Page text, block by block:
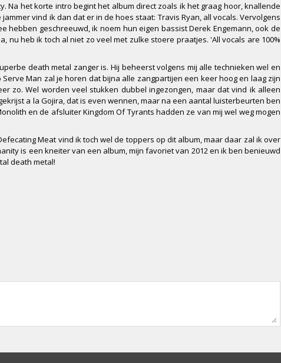
Na het korte intro begint het album direct zoals ik het graag hoor, knallende
vind ik dan dat er in de hoes staat: Travis Ryan, all vocals. Vervolgens
geschreeuwd, ik noem hun eigen bassist Derek Engemann, ook de
nu heb ik toch al niet zo veel met zulke stoere praatjes. 'All vocals are 100%
death metal zanger is. Hij beheerst volgens mij alle technieken wel en
Man zal je horen dat bijna alle zangpartijen een keer hoog en laag zijn
zo. Wel worden veel stukken dubbel ingezongen, maar dat vind ik alleen
a la Gojira, dat is even wennen, maar na een aantal luisterbeurten ben
en de afsluiter Kingdom Of Tyrants hadden ze van mij wel weg mogen
Meat vind ik toch wel de toppers op dit album, maar daar zal ik over
is een kneiter van een album, mijn favoriet van 2012 en ik ben benieuwd
death metal!